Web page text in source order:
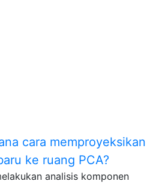
cara memproyeksikan
ke ruang PCA?
analisis komponen